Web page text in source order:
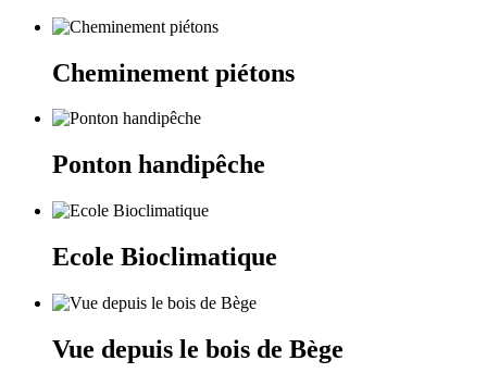
Cheminement piétons
Ponton handipêche
Ecole Bioclimatique
Vue depuis le bois de Bège